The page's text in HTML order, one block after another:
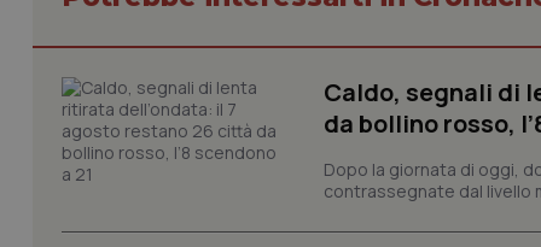
Caldo, segnali di
da bollino rosso,
Dopo la giornata di oggi,
contrassegnate dal livello
I cookie necessari
e l'accesso alle aree